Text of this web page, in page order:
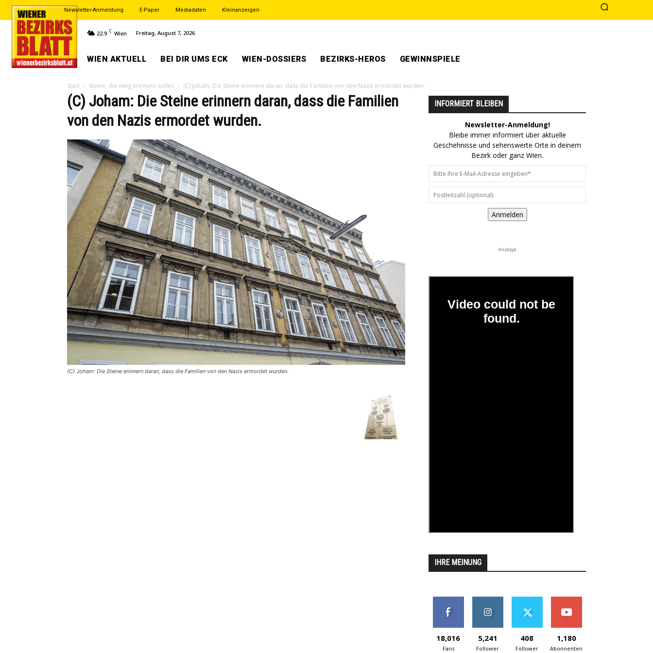
Newsletter-Anmeldung E-Paper Mediadaten Kleinanzeigen
22.9 C Wien Freitag, August 7, 2026
WIEN AKTUELL BEI DIR UMS ECK WIEN-DOSSIERS BEZIRKS-HEROS GEWINNSPIELE
Start Steine, die ewig erinnern sollen (C) Joham: Die Steine erinnern daran, dass die Familien von den Nazis ermordet wurden.
(C) Joham: Die Steine erinnern daran, dass die Familien
von den Nazis ermordet wurden.
(C) Joham: Die Steine erinnern daran, dass die Familien von den Nazis ermordet wurden.
INFORMIERT BLEIBEN
Newsletter-Anmeldung!
Bleibe immer informiert über aktuelle
Geschehnisse und sehenswerte Orte in deinem
Bezirk oder ganz Wien.
Anmelden
Anzeige
IHRE MEINUNG
18,016
Fans
5,241
Follower
408
Follower
1,180
Abonnenten